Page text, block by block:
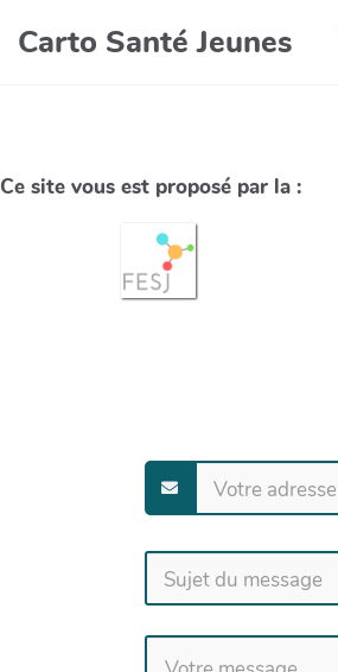
Carto Santé Jeunes
Ce site vous est proposé par la :